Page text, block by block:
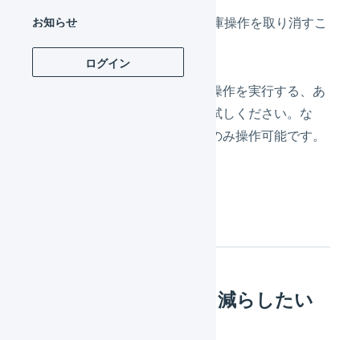
お知らせ
ログイン
いいえ、一度実行した在庫操作を取り消すこ
とはできません。
操作された処理とは反対の在庫操作を実行する、あ
るいは実地棚卸による操作をお試しください。な
お、在庫操作はオペレーターでのみ操作可能です。
多く入荷入庫した分を減らしたい